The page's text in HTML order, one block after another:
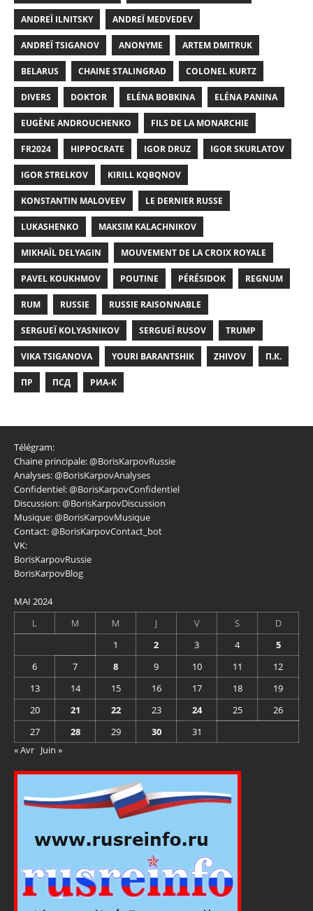
ANDREÏ ILNITSKY ANDREÏ MEDVEDEV
ANDREÏ TSIGANOV ANONYME ARTEM DMITRUK
BELARUS CHAINE STALINGRAD COLONEL KURTZ
DIVERS DOKTOR ELÉNA BOBKINA ELÉNA PANINA
EUGÈNE ANDROUCHENKO FILS DE LA MONARCHIE
FR2024 HIPPOCRATE IGOR DRUZ IGOR SKURLATOV
IGOR STRELKOV KIRILL KQBQNOV
KONSTANTIN MALOVEEV LE DERNIER RUSSE
LUKASHENKO MAKSIM KALACHNIKOV
MIKHAÏL DELYAGIN MOUVEMENT DE LA CROIX ROYALE
PAVEL KOUKHMOV POUTINE PÉRÉSIDOK REGNUM
RUM RUSSIE RUSSIE RAISONNABLE
SERGUEÏ KOLYASNIKOV SERGUEÏ RUSOV TRUMP
VIKA TSIGANOVA YOURI BARANTSHIK ZHIVOV П.К.
ПР ПСД РИА-К
Télégram:
Chaine principale:@BorisKarpovRussie
Analyses:@BorisKarpovAnalyses
Confidentiel:@BorisKarpovConfidentiel
Discussion:@BorisKarpovDiscussion
Musique:@BorisKarpovMusique
Contact:@BorisKarpovContact_bot
VK:
BorisKarpovRussie
BorisKarpovBlog
MAI 2024
L
M M J V S
D
1
2 3 4
5
6
7 8 9 10 11
12
13
14 15 16 17 18
19
20
21 22 23 24 25
26
27
28 29 30
31
« Avr Juin »